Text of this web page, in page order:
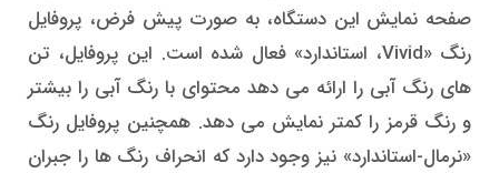
صفحه نمایش این دستگاه، به صورت پیش فرض، پروفایل
رنگ «Vivid، استاندارد» فعال شده است. این پروفایل، تن
های رنگ آبی را ارائه می دهد محتوای با رنگ آبی را بیشتر
و رنگ قرمز را کمتر نمایش می دهد. همچنین پروفایل رنگ
«نرمال-استاندارد» نیز وجود دارد که انحراف رنگ ها را جبران